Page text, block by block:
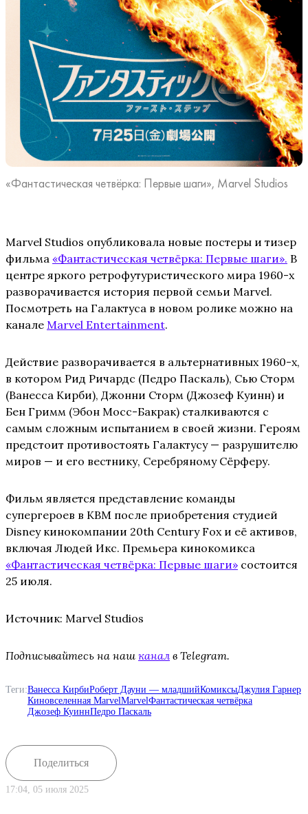
«Фантастическая четвёрка: Первые шаги», Marvel Studios
Marvel Studios опубликовала новые постеры и тизер
фильма «Фантастическая четвёрка: Первые шаги». В
центре яркого ретрофутуристического мира 1960-х
разворачивается история первой семьи Marvel.
Посмотреть на Галактуса в новом ролике можно на
канале Marvel Entertainment.
Действие разворачивается в альтернативных 1960-х,
в котором Рид Ричардс (Педро Паскаль), Сью Сторм
(Ванесса Кирби), Джонни Сторм (Джозеф Куинн) и
Бен Гримм (Эбон Мосс-Бакрак) сталкиваются с
самым сложным испытанием в своей жизни. Героям
предстоит противостоять Галактусу — разрушителю
миров — и его вестнику, Серебряному Сёрферу.
Фильм является представление команды
супергероев в КВМ после приобретения студией
Disney кинокомпании 20th Century Fox и её активов,
включая Людей Икс. Премьера кинокомикса
«Фантастическая четвёрка: Первые шаги» состоится
25 июля.
Источник: Marvel Studios
Подписывайтесь на наш канал в Telegram.
Теги:Ванесса КирбиРоберт Дауни — младшийКомиксыДжулия Гарнер
Киновселенная MarvelMarvelФантастическая четвёрка
Джозеф КуиннПедро Паскаль
Поделиться
17:04, 05 июля 2025